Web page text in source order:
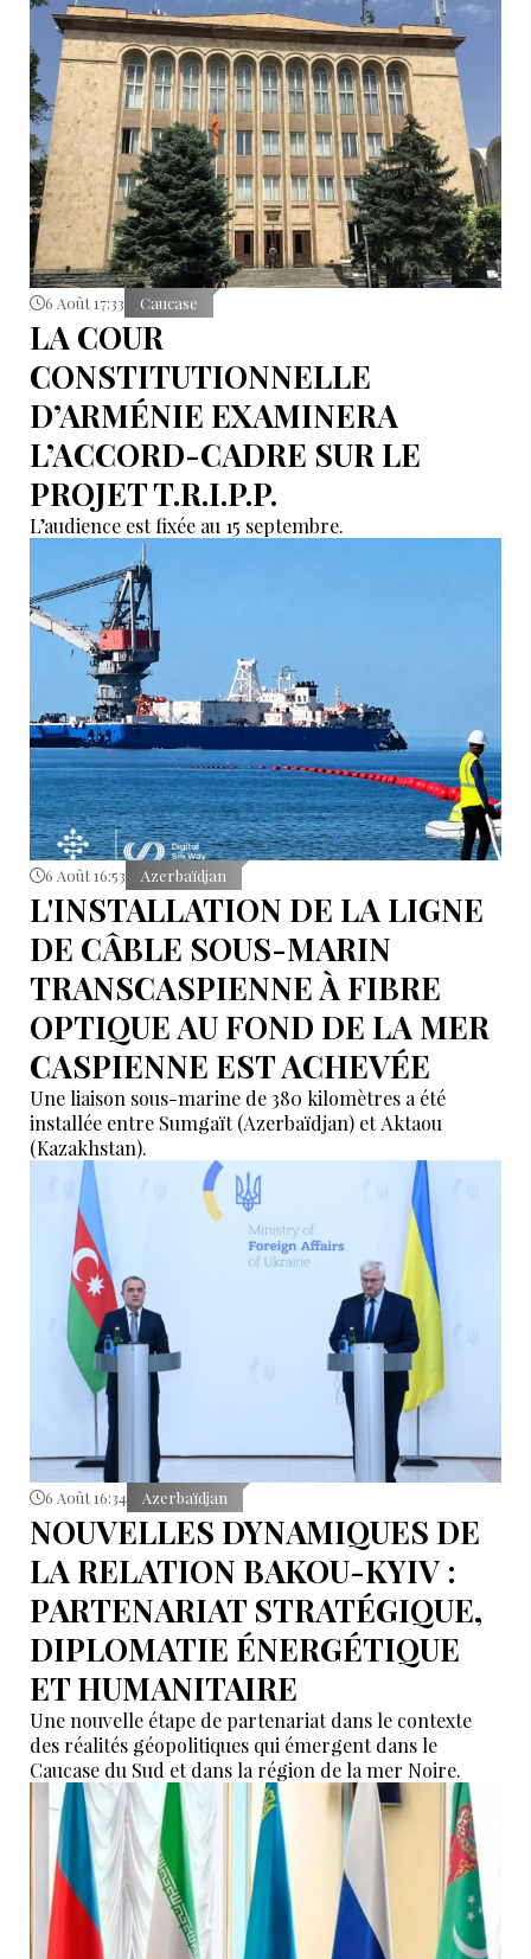
6 Août 17:33 Caucase
LA COUR
CONSTITUTIONNELLE
D’ARMÉNIE EXAMINERA
L’ACCORD-CADRE SUR LE
PROJET T.R.I.P.P.
L’audience est fixée au 15 septembre.
6 Août 16:53 Azerbaïdjan
L'INSTALLATION DE LA LIGNE
DE CÂBLE SOUS-MARIN
TRANSCASPIENNE À FIBRE
OPTIQUE AU FOND DE LA MER
CASPIENNE EST ACHEVÉE
Une liaison sous-marine de 380 kilomètres a été
installée entre Sumgaït (Azerbaïdjan) et Aktaou
(Kazakhstan).
6 Août 16:34 Azerbaïdjan
NOUVELLES DYNAMIQUES DE
LA RELATION BAKOU-KYIV :
PARTENARIAT STRATÉGIQUE,
DIPLOMATIE ÉNERGÉTIQUE
ET HUMANITAIRE
Une nouvelle étape de partenariat dans le contexte
des réalités géopolitiques qui émergent dans le
Caucase du Sud et dans la région de la mer Noire.